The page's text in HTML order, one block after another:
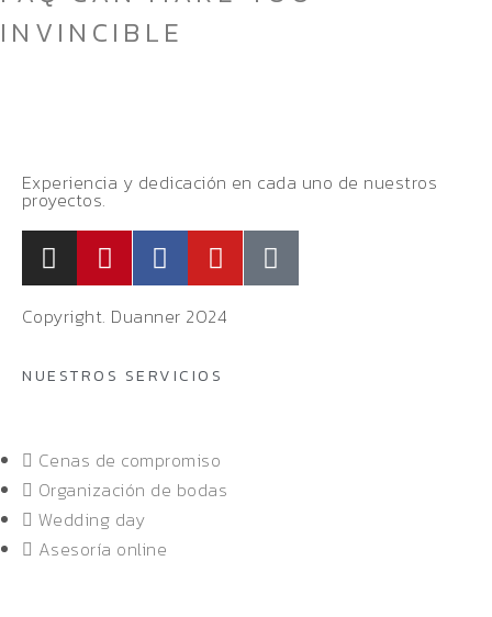
INVINCIBLE
Experiencia y dedicación en cada uno de nuestros
proyectos.
Copyright. Duanner 2024
NUESTROS SERVICIOS
Cenas de compromiso
Organización de bodas
Wedding day
Asesoría online